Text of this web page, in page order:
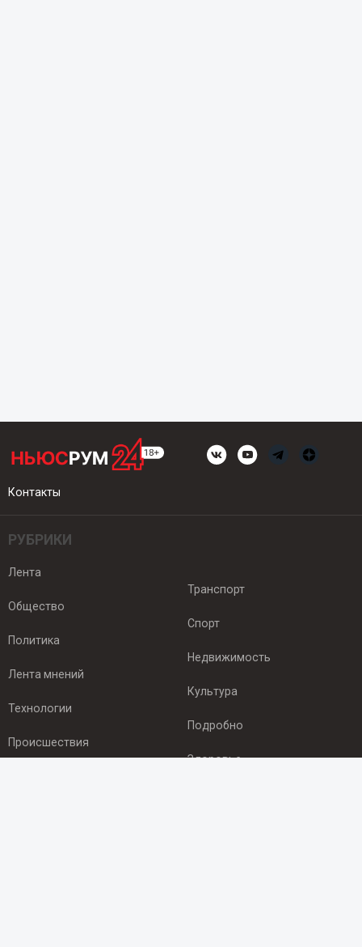
Контакты
РУБРИКИ
Лента
Общество
Политика
Лента мнений
Технологии
Происшествия
Транспорт
Спорт
Недвижимость
Культура
Подробно
Здоровье